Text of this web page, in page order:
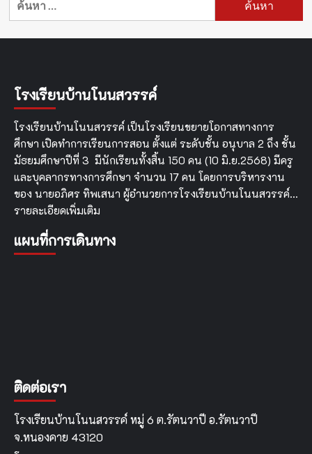
สารานุกรม
ชนฯ
ปี
พ.ศ.2565
โรงเรียนบ้านโนนสวรรค์
โรงเรียนบ้านโนนสวรรค์ เป็นโรงเรียนขยายโอกาสทางการ
ศึกษา เปิดทำการเรียนการสอน ตั้งแต่ ระดับชั้น อนุบาล 2 ถึง ชั้น
มัธยมศึกษาปีที่ 3 มีนักเรียนทั้งสิ้น 150 คน (10 มิ.ย.2568) มีครู
และบุคลากรทางการศึกษา จำนวน 17 คน โดยการบริหารงาน
ของ นายอภิศร ทิพเสนา ผู้อำนวยการโรงเรียนบ้านโนนสวรรค์…
รายละเอียดเพิ่มเติม
แผนที่การเดินทาง
ติดต่อเรา
โรงเรียนบ้านโนนสวรรค์ หมู่ 6 ต.รัตนวาปี อ.รัตนวาปี
จ.หนองคาย 43120